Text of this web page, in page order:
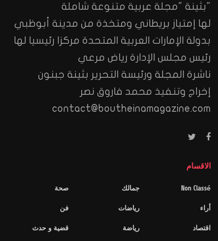
"بثينة "مجلة عربية متنوعة شاملة
لها إمتياز بريطاني ومتخذة من مدينة أبوظبي
بدولة الإمارات العربية المتحدة مركزا رئيسيا لها
رئيس مجلس الإدارة رياض مرعي
ناشرة المجلة ورئيسة التحرير بثينة جبنون
إخراج وتنفيذ محمد فاروق نصر
contact@boutheinamagazine.com
الاقسام
Non Classé
أراء
اقتصاد
جمالك
رياضات
رياضة
صحة
فن
قضية و حدث